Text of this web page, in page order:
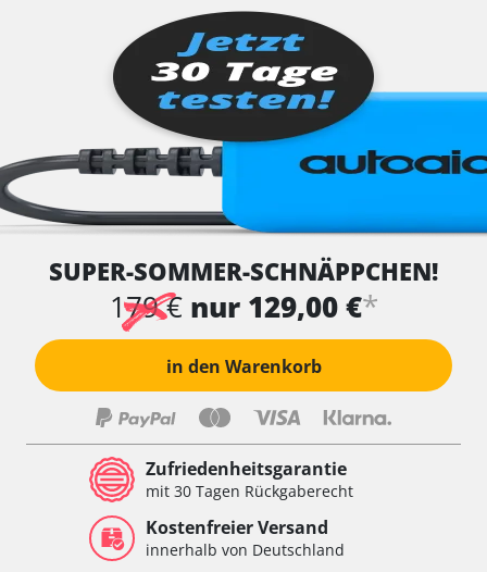
SUPER-SOMMER-SCHNÄPPCHEN!
179 € nur 129,00 €*
in den Warenkorb
Zufriedenheitsgarantie
mit 30 Tagen Rückgaberecht
Kostenfreier Versand
innerhalb von Deutschland